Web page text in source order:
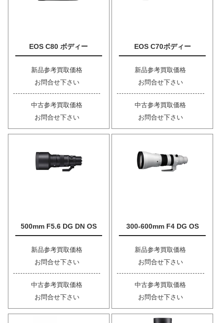
EOS C80 ボディー
新品参考買取価格
お問合せ下さい
中古参考買取価格
お問合せ下さい
EOS C70ボディー
新品参考買取価格
お問合せ下さい
中古参考買取価格
お問合せ下さい
500mm F5.6 DG DN OS
新品参考買取価格
お問合せ下さい
中古参考買取価格
お問合せ下さい
300-600mm F4 DG OS
新品参考買取価格
お問合せ下さい
中古参考買取価格
お問合せ下さい